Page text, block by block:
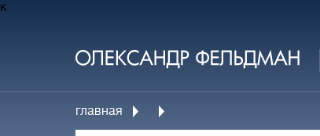
к
главная